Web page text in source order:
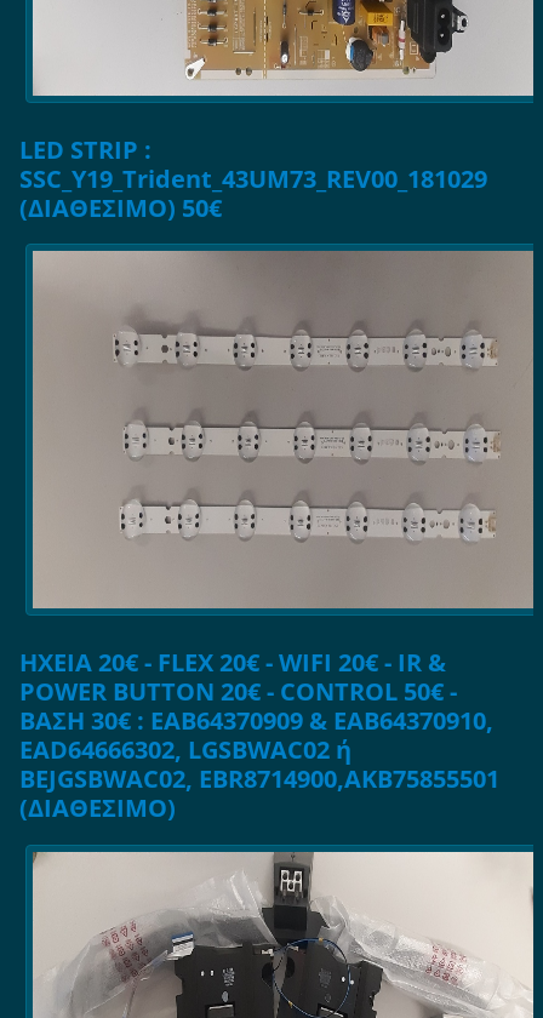
LED STRIP :
SSC_Y19_Trident_43UM73_REV00_181029
(ΔΙΑΘΕΣΙΜΟ) 50€
ΗΧΕΙΑ 20€ - FLEX 20€ - WIFI 20€ - IR &
POWER BUTTON 20€ - CONTROL 50€ -
ΒΑΣΗ 30€ : EAB64370909 & EAB64370910,
EAD64666302, LGSBWAC02 ή
BEJGSBWAC02, EBR8714900,AKB75855501
(ΔΙΑΘΕΣΙΜΟ)